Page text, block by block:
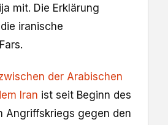
mit. Die Erklärung
iranische
der Arabischen
Iran ist seit Beginn des
Angriffskriegs gegen den